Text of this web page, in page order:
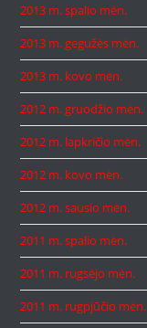
2013 m. spalio mėn.
2013 m. gegužės mėn.
2013 m. kovo mėn.
2012 m. gruodžio mėn.
2012 m. lapkričio mėn.
2012 m. kovo mėn.
2012 m. sausio mėn.
2011 m. spalio mėn.
2011 m. rugsėjo mėn.
2011 m. rugpjūčio mėn.